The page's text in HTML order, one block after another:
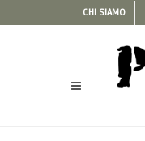
CHI SIAMO